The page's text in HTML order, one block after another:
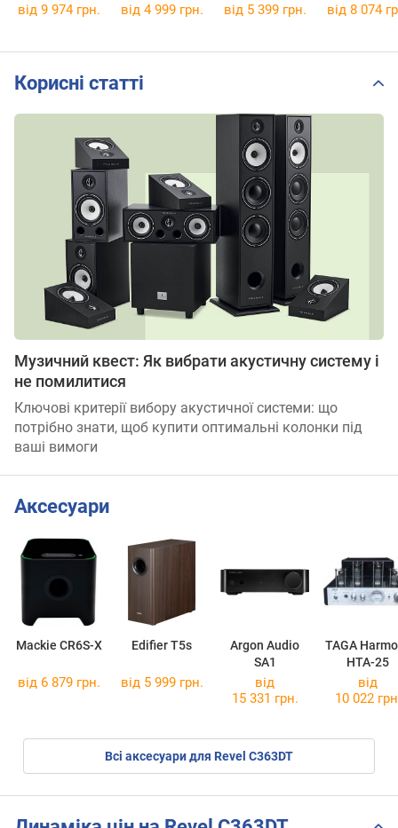
від 9 974 грн. від 4 999 грн. від 5 399 грн. від 8 074
Корисні статті
Музичний квест: Як вибрати акустичну систему і
не помилитися
Ключові критерії вибору акустичної системи: що
потрібно знати, щоб купити оптимальні колонки під
ваші вимоги
Аксесуари
Mackie CR6S-X Edifier T5s
Argon Audio
SA1
TAGA
HTA-25
від 6 879 грн. від 5 999 грн.
від
15 331 грн.
від
10 022
Всі аксесуари для Revel C363DT